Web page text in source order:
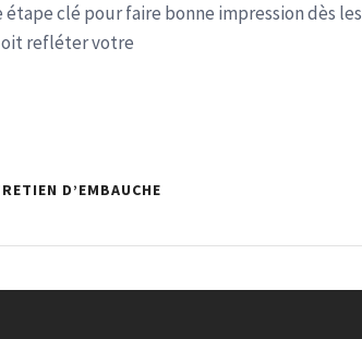
clé pour faire bonne impression dès les
refléter votre
D’EMBAUCHE